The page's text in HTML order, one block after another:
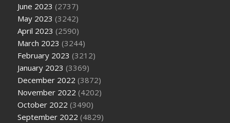
June 2023 (2737)
May 2023 (3242)
April 2023 (2590)
March 2023 (3244)
February 2023 (3212)
January 2023 (3369)
December 2022 (3872)
November 2022 (4202)
October 2022 (3490)
September 2022 (4829)